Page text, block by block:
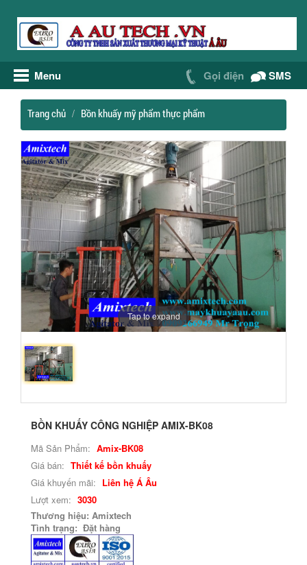
Menu Gọi điện SMS
Trang chủ Bồn khuấy mỹ phẩm thực phẩm
Tap to expand
BỒN KHUẤY CÔNG NGHIỆP AMIX-BK08
Mã Sản Phẩm: Amix-BK08
Giá bán: Thiết kế bồn khuấy
Giá khuyến mãi: Liên hệ Á Âu
Lượt xem: 3030
Thương hiệu: Amixtech
Tình trạng: Đặt hàng